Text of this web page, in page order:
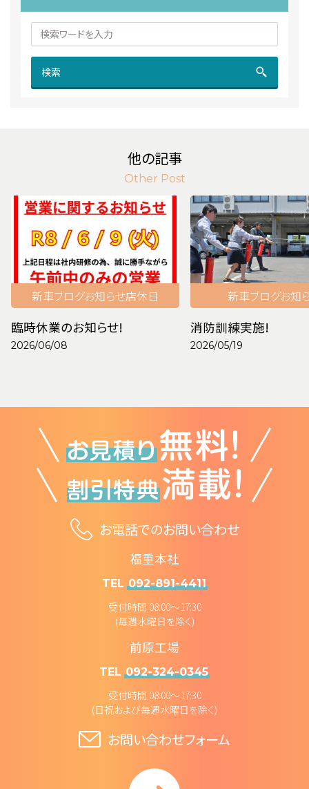
検索
他の記事
Other Post
新車ブログお知らせ店休日
臨時休業のお知らせ!
2026/06/08
新車ブログお知
消防訓練実施!
2026/05/19
お電話でのお問い合わせ
福重本社
TEL 092-891-4411
受付時間 08:00～17:30
(毎週水曜日を除く)
前原工場
TEL 092-324-0345
受付時間 08:00～17:30
(日祝および毎週水曜日を除く)
お問い合わせフォーム